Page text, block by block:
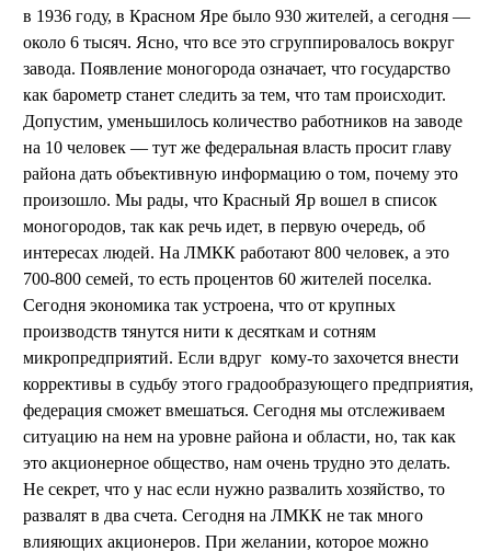
в 1936 году, в Красном Яре было 930 жителей, а сегодня —
около 6 тысяч. Ясно, что все это сгруппировалось вокруг
завода. Появление моногорода означает, что государство
как барометр станет следить за тем, что там происходит.
Допустим, уменьшилось количество работников на заводе
на 10 человек — тут же федеральная власть просит главу
района дать объективную информацию о том, почему это
произошло. Мы рады, что Красный Яр вошел в список
моногородов, так как речь идет, в первую очередь, об
интересах людей. На ЛМКК работают 800 человек, а это
700-800 семей, то есть процентов 60 жителей поселка.
Сегодня экономика так устроена, что от крупных
производств тянутся нити к десяткам и сотням
микропредприятий. Если вдруг кому-то захочется внести
коррективы в судьбу этого градообразующего предприятия,
федерация сможет вмешаться. Сегодня мы отслеживаем
ситуацию на нем на уровне района и области, но, так как
это акционерное общество, нам очень трудно это делать.
Не секрет, что у нас если нужно развалить хозяйство, то
развалят в два счета. Сегодня на ЛМКК не так много
влияющих акционеров. При желании, которое можно